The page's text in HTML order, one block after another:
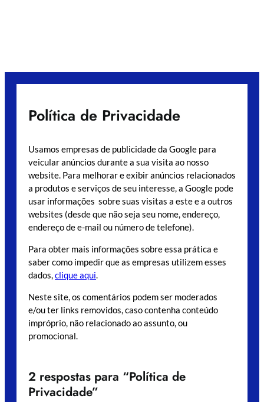
Política de Privacidade
Usamos empresas de publicidade da Google para
veicular anúncios durante a sua visita ao nosso
website. Para melhorar e exibir anúncios relacionados
a produtos e serviços de seu interesse, a Google pode
usar informações sobre suas visitas a este e a outros
websites (desde que não seja seu nome, endereço,
endereço de e-mail ou número de telefone).
Para obter mais informações sobre essa prática e
saber como impedir que as empresas utilizem esses
dados,clique aqui.
Neste site, os comentários podem ser moderados
e/ou ter links removidos, caso contenha conteúdo
impróprio, não relacionado ao assunto, ou
promocional.
2 respostas para “Política de
Privacidade”